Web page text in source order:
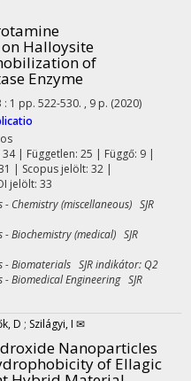
Halloysite
of
Enzyme
: 1 pp. 522-530. , 9 p. (2020)
34| Független: 25 | Függő: 9 |
| Scopus jelölt: 32 |
jelölt: 33
Chemistry (miscellaneous) SJR
Biochemistry (medical) SJR
- Biomaterials SJR indikátor: Q2
Biomedical Engineering SJR
D ; Szilágyi, I ✉
Nanoparticles
of Ellagic